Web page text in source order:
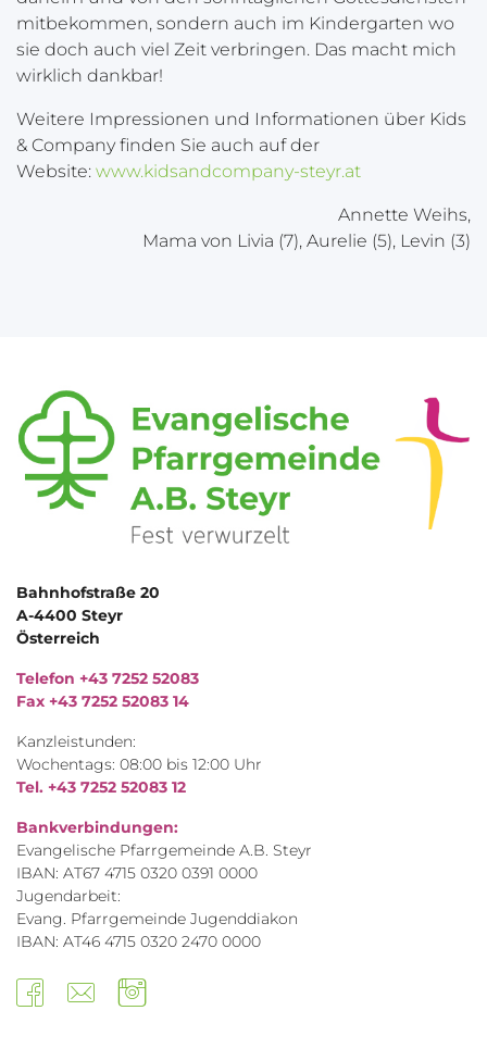
mitbekommen, sondern auch im Kindergarten wo
sie doch auch viel Zeit verbringen. Das macht mich
wirklich dankbar!
Weitere Impressionen und Informationen über Kids
& Company finden Sie auch auf der
Website: www.kidsandcompany-steyr.at
Annette Weihs,
Mama von Livia (7), Aurelie (5), Levin (3)
Bahnhofstraße 20
A-4400 Steyr
Österreich
Telefon +43 7252 52083
Fax +43 7252 52083 14
Kanzleistunden:
Wochentags: 08:00 bis 12:00 Uhr
Tel. +43 7252 52083 12
Bankverbindungen:
Evangelische Pfarrgemeinde A.B. Steyr
IBAN: AT67 4715 0320 0391 0000
Jugendarbeit:
Evang. Pfarrgemeinde Jugenddiakon
IBAN: AT46 4715 0320 2470 0000